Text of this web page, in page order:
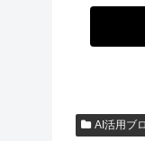
AI活用ブ